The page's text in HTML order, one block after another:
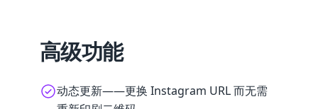
高级功能
动态更新——更换 Instagram URL 而无需